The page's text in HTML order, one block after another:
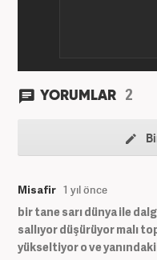
YORUMLAR 2
Misafir 1 yıl önce
bir tane sarı dünya ile
sallıyor düşürüyor malı
yükseltiyor o ve